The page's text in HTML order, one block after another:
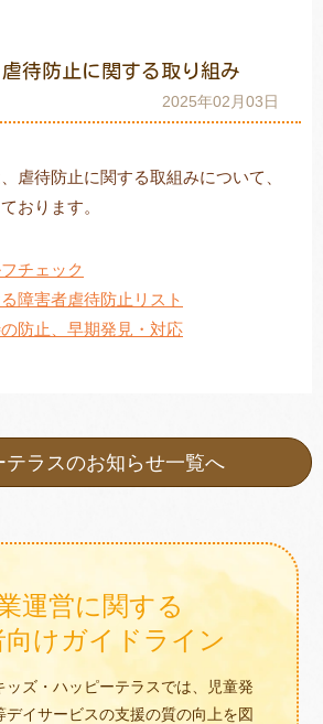
待防止に関する取り組み
2025年02月03日
虐待防止に関する取組みについて、
おります。
チェック
障害者虐待防止リスト
防止、早期発見・対応
テラスのお知らせ一覧へ
運営に関する
向けガイドライン
ッズ・ハッピーテラスでは、児童発
デイサービスの支援の質の向上を図